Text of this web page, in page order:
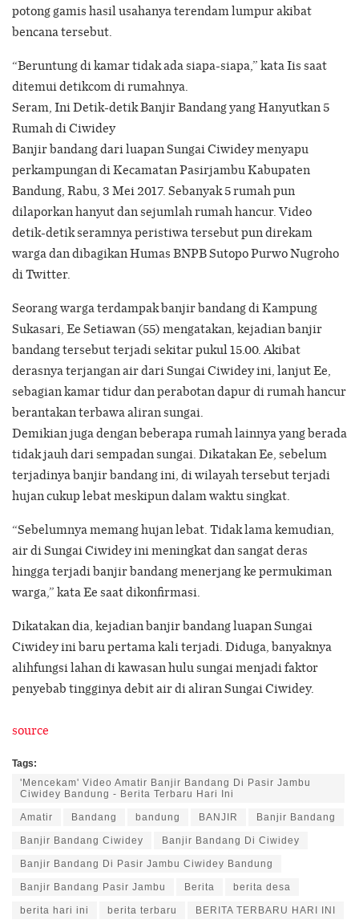
potong gamis hasil usahanya terendam lumpur akibat
bencana tersebut.
“Beruntung di kamar tidak ada siapa-siapa,” kata Iis saat
ditemui detikcom di rumahnya.
Seram, Ini Detik-detik Banjir Bandang yang Hanyutkan 5
Rumah di Ciwidey
Banjir bandang dari luapan Sungai Ciwidey menyapu
perkampungan di Kecamatan Pasirjambu Kabupaten
Bandung, Rabu, 3 Mei 2017. Sebanyak 5 rumah pun
dilaporkan hanyut dan sejumlah rumah hancur. Video
detik-detik seramnya peristiwa tersebut pun direkam
warga dan dibagikan Humas BNPB Sutopo Purwo Nugroho
di Twitter.
Seorang warga terdampak banjir bandang di Kampung
Sukasari, Ee Setiawan (55) mengatakan, kejadian banjir
bandang tersebut terjadi sekitar pukul 15.00. Akibat
derasnya terjangan air dari Sungai Ciwidey ini, lanjut Ee,
sebagian kamar tidur dan perabotan dapur di rumah hancur
berantakan terbawa aliran sungai.
Demikian juga dengan beberapa rumah lainnya yang berada
tidak jauh dari sempadan sungai. Dikatakan Ee, sebelum
terjadinya banjir bandang ini, di wilayah tersebut terjadi
hujan cukup lebat meskipun dalam waktu singkat.
“Sebelumnya memang hujan lebat. Tidak lama kemudian,
air di Sungai Ciwidey ini meningkat dan sangat deras
hingga terjadi banjir bandang menerjang ke permukiman
warga,” kata Ee saat dikonfirmasi.
Dikatakan dia, kejadian banjir bandang luapan Sungai
Ciwidey ini baru pertama kali terjadi. Diduga, banyaknya
alihfungsi lahan di kawasan hulu sungai menjadi faktor
penyebab tingginya debit air di aliran Sungai Ciwidey.
source
Tags:
'Mencekam' Video Amatir Banjir Bandang Di Pasir Jambu
Ciwidey Bandung - Berita Terbaru Hari Ini
Amatir Bandang bandung BANJIR Banjir Bandang
Banjir Bandang Ciwidey Banjir Bandang Di Ciwidey
Banjir Bandang Di Pasir Jambu Ciwidey Bandung
Banjir Bandang Pasir Jambu Berita berita desa
berita hari ini berita terbaru BERITA TERBARU HARI INI